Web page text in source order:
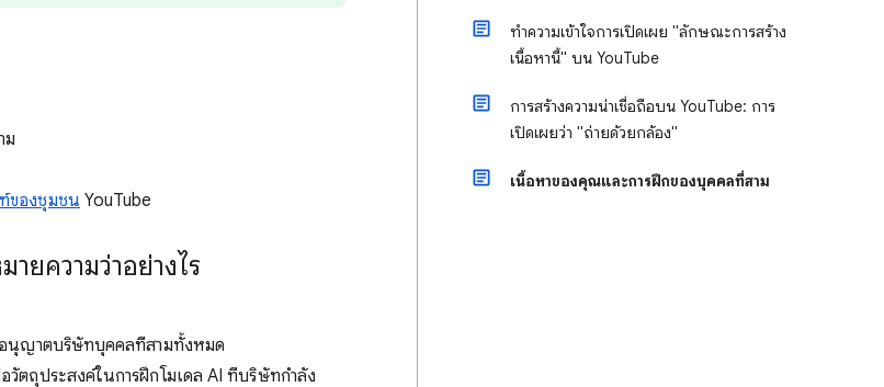
ม
ของชุมชน YouTube
ยความว่าอย่างไร
นุญาตบริษัทบุคคลที่สามทั้งหมด
ถุประสงค์ในการฝึกโมเดล AI ที่บริษัทกำลัง
ทำความเข้าใจการเปิดเผย "ลักษณะการสร้าง
เนื้อหานี้" บน YouTube
การสร้างความน่าเชื่อถือบน YouTube: การ
เปิดเผยว่า "ถ่ายด้วยกล้อง"
เนื้อหาของคุณและการฝึกของบุคคลที่สาม